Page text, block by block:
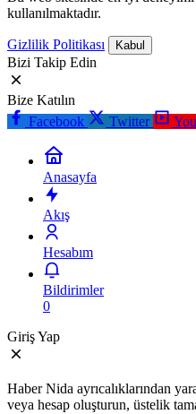
kullanılmaktadır.
Gizlilik Politikası Kabul
Bizi Takip Edin
Bize Katılın
Facebook
Twitter
Anasayfa
Akış
Hesabım
Bildirimler
0
Giriş Yap
Haber Nida ayrıcalıklarından
veya hesap oluşturun, üstelik